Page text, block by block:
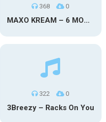
368 0
MAXO KREAM – 6 MONTHS CLEAN
322 0
3Breezy – Racks On You